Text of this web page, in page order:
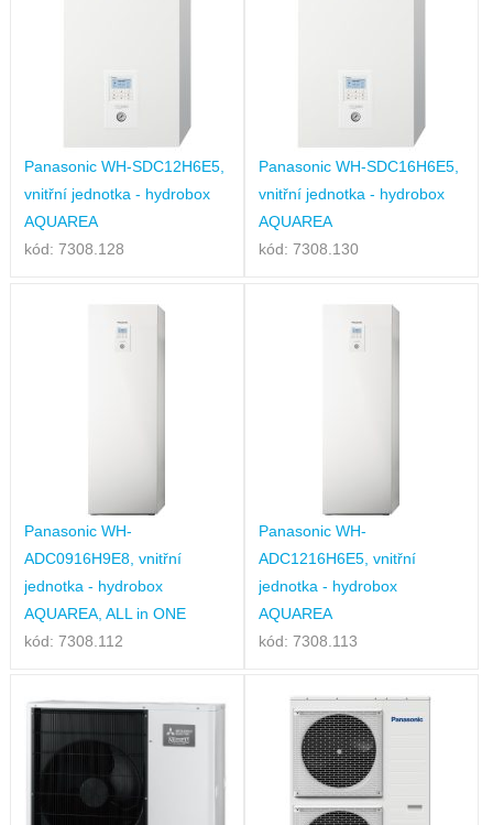
Panasonic WH-SDC12H6E5,
vnitřní jednotka - hydrobox
AQUAREA
kód: 7308.128
Panasonic WH-SDC16H6E5,
vnitřní jednotka - hydrobox
AQUAREA
kód: 7308.130
Panasonic WH-
ADC0916H9E8, vnitřní
jednotka - hydrobox
AQUAREA, ALL in ONE
kód: 7308.112
Panasonic WH-
ADC1216H6E5, vnitřní
jednotka - hydrobox
AQUAREA
kód: 7308.113